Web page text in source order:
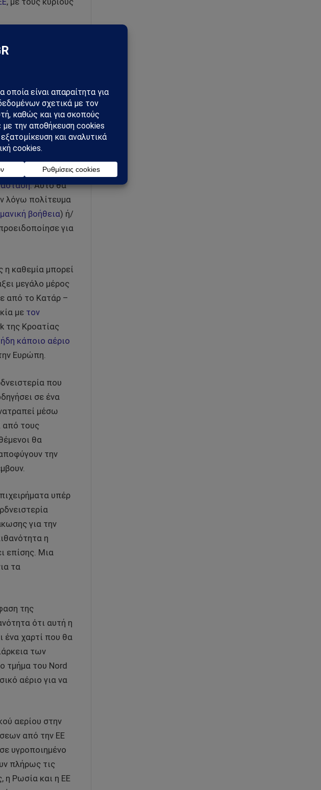
, με τους κύριους
πόλεμο του
την
Η
της Ουκρανίας
την Ουγγαρία και
που θα
. Αυτό θα
λόγω πολίτευμα
βοήθεια) ή/
για
η καθεμία μπορεί
μεγάλο μέρος
από το Κατάρ –
με τον
της Κροατίας
ήδη κάποιο αέριο
Ευρώπη.
που
σε ένα
μέσω
από τους
θα
την
υπέρ
για την
η
επίσης. Μια
τα
της
ότι αυτή η
ένα χαρτί που θα
των
τμήμα του Nord
αέριο για να
αερίου στην
από την ΕΕ
υγροποιημένο
πλήρως τις
η Ρωσία και η ΕΕ